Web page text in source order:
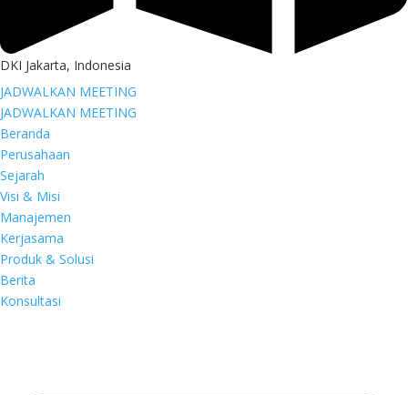
DKI Jakarta, Indonesia
JADWALKAN MEETING
JADWALKAN MEETING
Beranda
Perusahaan
Sejarah
Visi & Misi
Manajemen
Kerjasama
Produk & Solusi
Berita
Konsultasi